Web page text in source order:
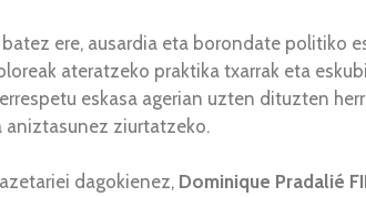
ere, ausardia eta borondate politiko
ateratzeko praktika txarrak eta
eskasa agerian uzten dituzten
aniztasunez ziurtatzeko.
dagokienez, Dominique Pradalié